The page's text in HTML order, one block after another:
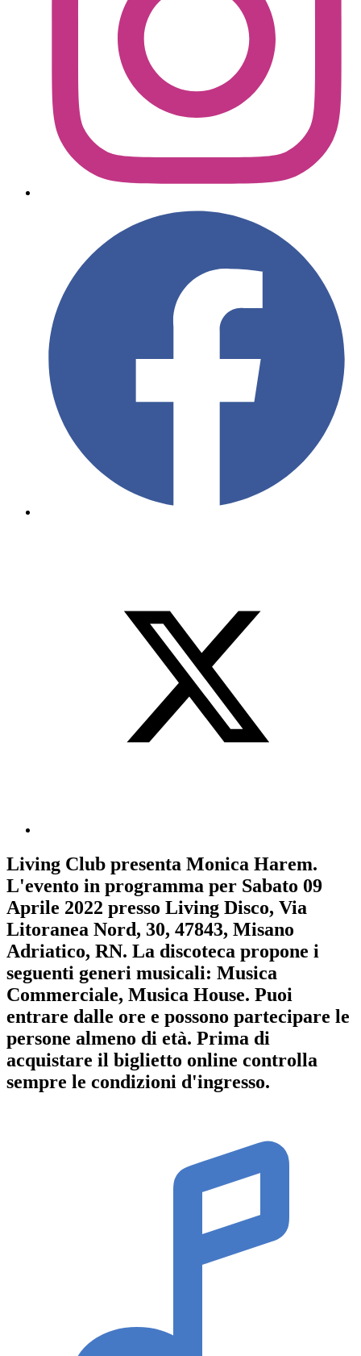
Living Club presenta Monica Harem.
L'evento in programma per Sabato 09
Aprile 2022 presso Living Disco, Via
Litoranea Nord, 30, 47843, Misano
Adriatico, RN. La discoteca propone i
seguenti generi musicali: Musica
Commerciale, Musica House. Puoi
entrare dalle ore e possono partecipare le
persone almeno di età. Prima di
acquistare il biglietto online controlla
sempre le condizioni d'ingresso.